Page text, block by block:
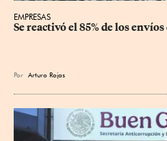
EMPRESAS
Se reactivó el 85% de los
Por Arturo Rojas